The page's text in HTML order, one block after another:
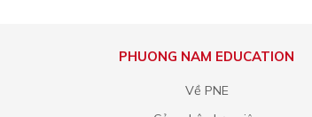
PHUONG NAM EDUCATION
Về PNE